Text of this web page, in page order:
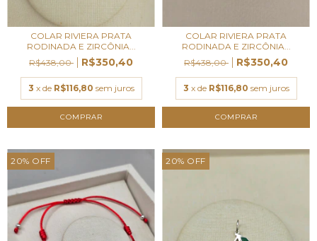
COLAR RIVIERA PRATA
RODINADA E ZIRCÔNIA...
R$438,00
R$350,40
3 x de R$116,80 sem juros
COLAR RIVIERA PRATA
RODINADA E ZIRCÔNIA...
R$438,00
R$350,40
3 x de R$116,80 sem juros
20% OFF 20% OFF